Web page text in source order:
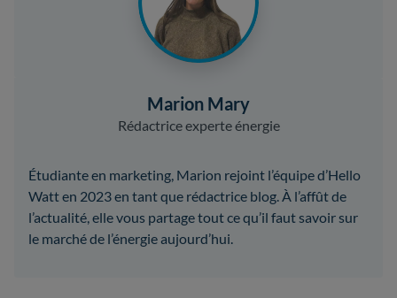
Marion Mary
Rédactrice experte énergie
Étudiante en marketing, Marion rejoint l’équipe d’Hello
Watt en 2023 en tant que rédactrice blog. À l’affût de
l’actualité, elle vous partage tout ce qu’il faut savoir sur
le marché de l’énergie aujourd’hui.